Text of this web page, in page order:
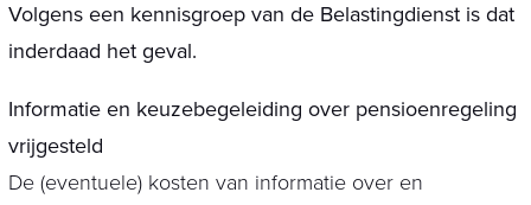
Volgens een kennisgroep van de Belastingdienst is dat
inderdaad het geval.
Informatie en keuzebegeleiding over pensioenregeling
vrijgesteld
De (eventuele) kosten van informatie over en